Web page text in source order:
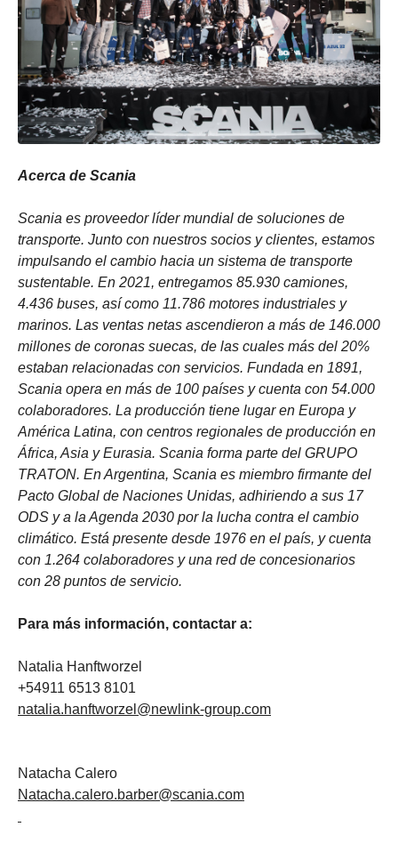
Acerca de Scania
Scania es proveedor líder mundial de soluciones de
transporte. Junto con nuestros socios y clientes, estamos
impulsando el cambio hacia un sistema de transporte
sustentable. En 2021, entregamos 85.930 camiones,
4.436 buses, así como 11.786 motores industriales y
marinos. Las ventas netas ascendieron a más de 146.000
millones de coronas suecas, de las cuales más del 20%
estaban relacionadas con servicios. Fundada en 1891,
Scania opera en más de 100 países y cuenta con 54.000
colaboradores. La producción tiene lugar en Europa y
América Latina, con centros regionales de producción en
África, Asia y Eurasia. Scania forma parte del GRUPO
TRATON. En Argentina, Scania es miembro firmante del
Pacto Global de Naciones Unidas, adhiriendo a sus 17
ODS y a la Agenda 2030 por la lucha contra el cambio
climático. Está presente desde 1976 en el país, y cuenta
con 1.264 colaboradores y una red de concesionarios
con 28 puntos de servicio.
Para más información, contactar a:
Natalia Hanftworzel
+54911 6513 8101
natalia.hanftworzel@newlink-group.com
Natacha Calero
Natacha.calero.barber@scania.com